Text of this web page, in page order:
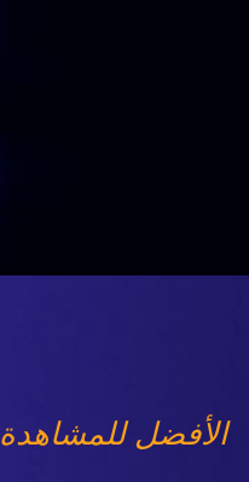
الأفضل للمشاهدة